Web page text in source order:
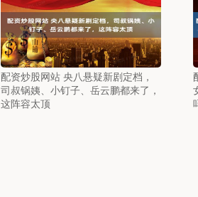
配资炒股网站 央八悬疑新剧定档，
司叔锅姨、小钉子、岳云鹏都来了，
这阵容太顶